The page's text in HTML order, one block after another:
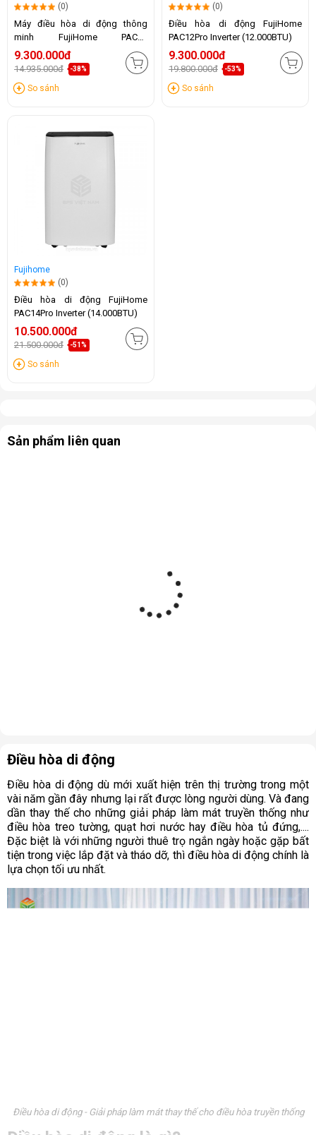
(0)
Máy điều hòa di động thông
minh FujiHome PAC14
(14.000BTU)
9.300.000đ
14.935.000đ -38%
So sánh
(0)
Điều hòa di động FujiHome
PAC12Pro Inverter (12.000BTU)
9.300.000đ
19.800.000đ -53%
So sánh
Fujihome
(0)
Điều hòa di động FujiHome
PAC14Pro Inverter (14.000BTU)
10.500.000đ
21.500.000đ -51%
So sánh
Sản phẩm liên quan
Điều hòa di động
Điều hòa di động dù mới xuất hiện trên thị trường trong một
vài năm gần đây nhưng lại rất được lòng người dùng. Và đang
dần thay thế cho những giải pháp làm mát truyền thống như
điều hòa treo tường, quạt hơi nước hay điều hòa tủ đứng,....
Đặc biệt là với những người thuê trọ ngắn ngày hoặc gặp bất
tiện trong việc lắp đặt và tháo dỡ, thì điều hòa di động chính là
lựa chọn tối ưu nhất.
Điều hòa di động - Giải pháp làm mát thay thế cho điều hòa truyền thống